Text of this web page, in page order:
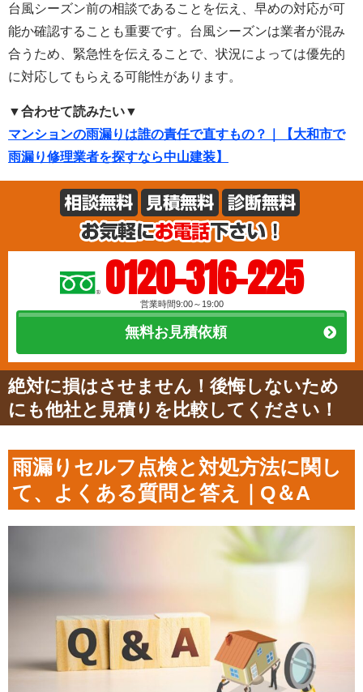
台風シーズン前の相談であることを伝え、早めの対応が可
能か確認することも重要です。台風シーズンは業者が混み
合うため、緊急性を伝えることで、状況によっては優先的
に対応してもらえる可能性があります。
▼合わせて読みたい▼
マンションの雨漏りは誰の責任で直すもの？｜【大和市で
雨漏り修理業者を探すなら中山建装】
0120-316-225
営業時間9:00～19:00
無料お見積依頼
絶対に損はさせません！後悔しないため
にも他社と見積りを比較してください！
雨漏りセルフ点検と対処方法に関し
て、よくある質問と答え｜Q＆A